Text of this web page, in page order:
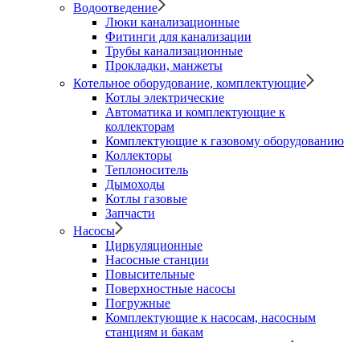
Водоотведение
Люки канализационные
Фитинги для канализации
Трубы канализационные
Прокладки, манжеты
Котельное оборудование, комплектующие
Котлы электрические
Автоматика и комплектующие к
коллекторам
Комплектующие к газовому оборудованию
Коллекторы
Теплоноситель
Дымоходы
Котлы газовые
Запчасти
Насосы
Циркуляционные
Насосные станции
Повысительные
Поверхностные насосы
Погружные
Комплектующие к насосам, насосным
станциям и бакам